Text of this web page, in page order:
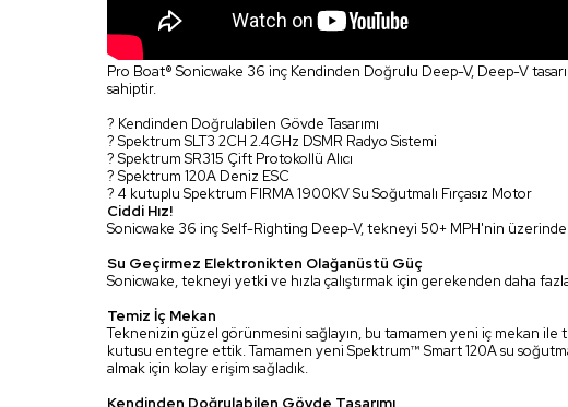
Pro Boat® Sonicwake 36 inç Kendinden Doğrulu Deep-V, Deep-V
sahiptir.
? Kendinden Doğrulabilen Gövde Tasarımı
? Spektrum SLT3 2CH 2.4GHz DSMR Radyo Sistemi
? Spektrum SR315 Çift Protokollü Alıcı
? Spektrum 120A Deniz ESC
? 4 kutuplu Spektrum FIRMA 1900KV Su Soğutmalı Fırçasız Motor
Ciddi Hız!
Sonicwake 36 inç Self-Righting Deep-V, tekneyi 50+ MPH'nin
Su Geçirmez Elektronikten Olağanüstü Güç
Sonicwake, tekneyi yetki ve hızla çalıştırmak için gerekenden daha
Temiz İç Mekan
Teknenizin güzel görünmesini sağlayın, bu tamamen yeni iç mekan ile
kutusu entegre ettik. Tamamen yeni Spektrum™ Smart 120A su
almak için kolay erişim sağladık.